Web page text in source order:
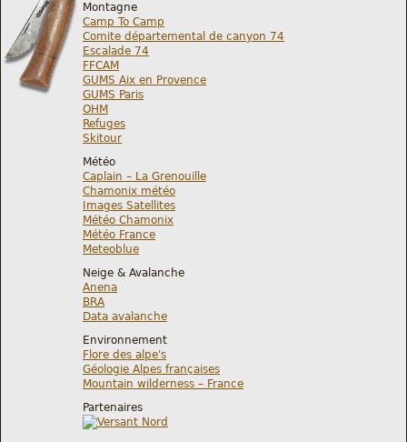
Montagne
Camp To Camp
Comite départemental de canyon 74
Escalade 74
FFCAM
GUMS Aix en Provence
GUMS Paris
OHM
Refuges
Skitour
Météo
Caplain – La Grenouille
Chamonix météo
Images Satellites
Météo Chamonix
Météo France
Meteoblue
Neige & Avalanche
Anena
BRA
Data avalanche
Environnement
Flore des alpe's
Géologie Alpes françaises
Mountain wilderness – France
Partenaires